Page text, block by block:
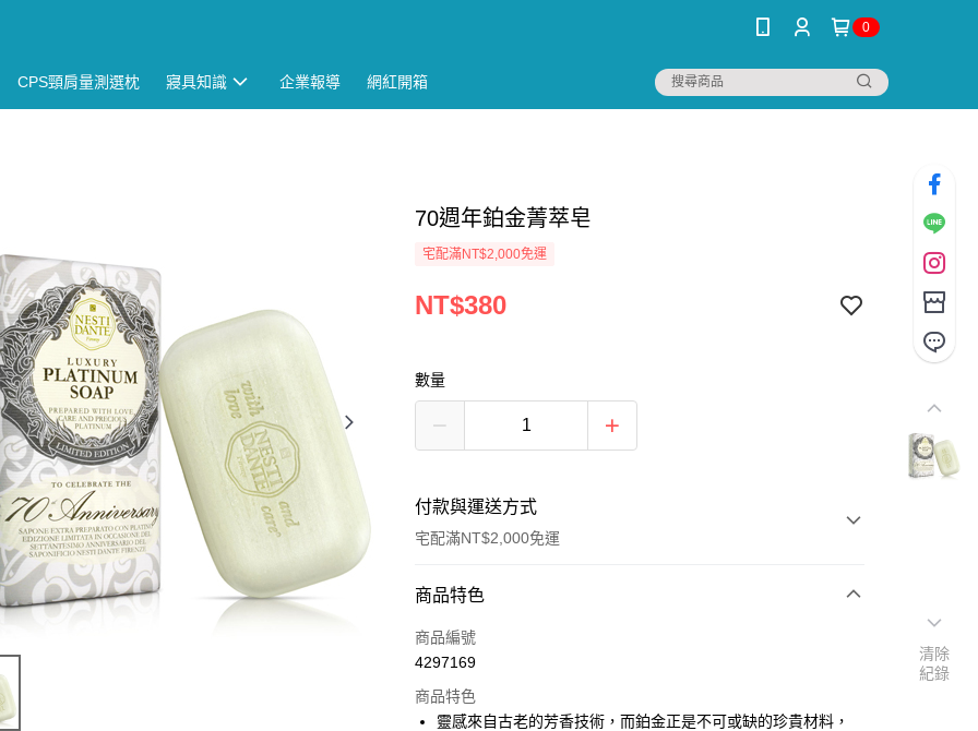
0
CPS頸肩量測選枕 寢具知識 企業報導 網紅開箱
70週年鉑金菁萃皂
宅配滿NT$2,000免運
NT$380
數量
付款與運送方式
宅配滿NT$2,000免運
付款方式
信用卡一次付款
Apple Pay
商品特色
商品編號
4297169
商品特色
靈感來自古老的芳香技術，而鉑金正是不可或缺的珍貴材料，
清除
紀錄